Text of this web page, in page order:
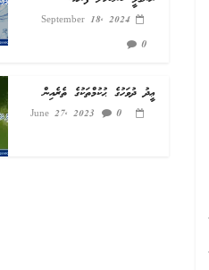
September 18, 2024
0
ޢީދު ދުވަހުގެ ޙުކުމްތަކުގެ ތެރެއިން
June 27, 2023 0